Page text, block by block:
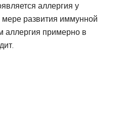
аллергия у
мере развития иммунной
аллергия примерно в